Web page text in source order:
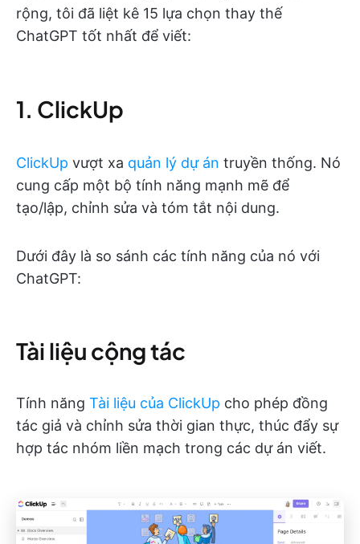
rộng, tôi đã liệt kê 15 lựa chọn thay thế
ChatGPT tốt nhất để viết:
1. ClickUp
ClickUp vượt xa quản lý dự án truyền thống. Nó
cung cấp một bộ tính năng mạnh mẽ để
tạo/lập, chỉnh sửa và tóm tắt nội dung.
Dưới đây là so sánh các tính năng của nó với
ChatGPT:
Tài liệu cộng tác
Tính năng Tài liệu của ClickUp cho phép đồng
tác giả và chỉnh sửa thời gian thực, thúc đẩy sự
hợp tác nhóm liền mạch trong các dự án viết.